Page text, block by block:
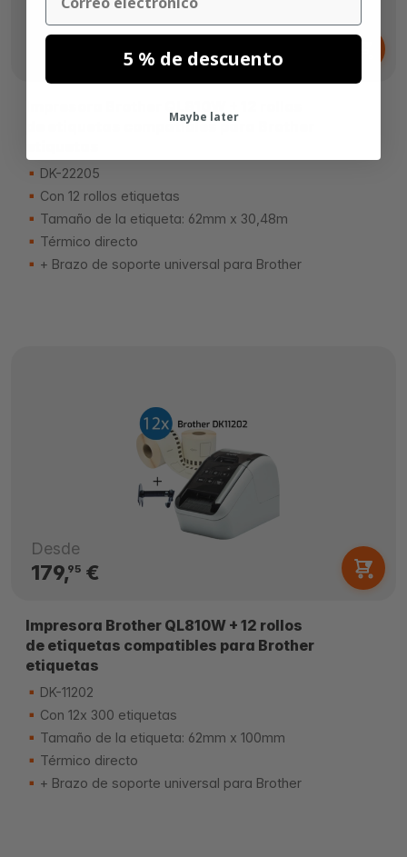
Desde
de etiquetas compatibles para Brother
DK-22205
Con 12 rollos etiquetas
Tamaño de la etiqueta: 62mm x 30,48m
Térmico directo
+ Brazo de soporte universal para Brother
Desde
179,95€
Impresora Brother QL810W + 12 rollos
de etiquetas compatibles para Brother
etiquetas
DK-11202
Con 12x 300 etiquetas
Tamaño de la etiqueta: 62mm x 100mm
Térmico directo
+ Brazo de soporte universal para Brother
5 % de descuento
Maybe later